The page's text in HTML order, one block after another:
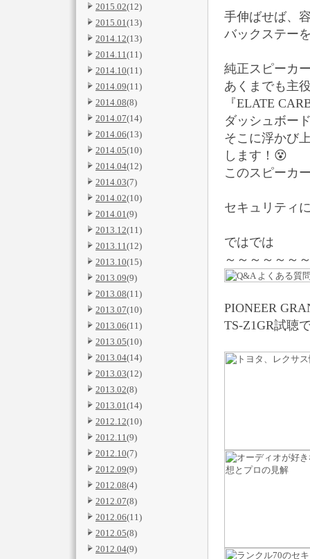
2015.02(12)
2015.01(13)
2014.12(13)
2014.11(11)
2014.10(11)
2014.09(11)
2014.08(8)
2014.07(14)
2014.06(13)
2014.05(10)
2014.04(12)
2014.03(7)
2014.02(10)
2014.01(9)
2013.12(11)
2013.11(12)
2013.10(15)
2013.09(9)
2013.08(11)
2013.07(10)
2013.06(11)
2013.05(10)
2013.04(14)
2013.03(12)
2013.02(8)
2013.01(14)
2012.12(10)
2012.11(9)
2012.10(7)
2012.09(9)
2012.08(4)
2012.07(8)
2012.06(11)
2012.05(8)
2012.04(9)
手伸ばせば、
バックステー
純正スピーカ
あくまでも主
『ELATE
ダッシュボー
そこに浮かび
します！😵
このスピーカ
セキュリティ
ではでは
～～～～～～
PIONEER
TS-Z1GR試聴